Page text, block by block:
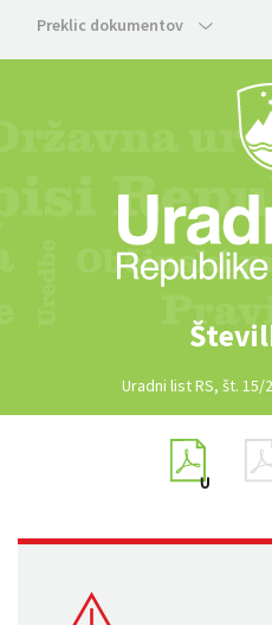
Preklic dokumentov
Uradni list RS, št. 15/